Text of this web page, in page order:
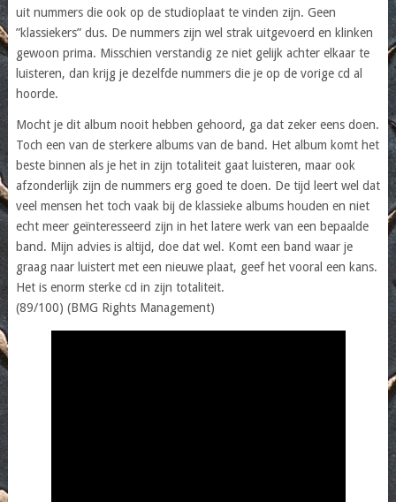
uit nummers die ook op de studioplaat te vinden zijn. Geen
”klassiekers” dus. De nummers zijn wel strak uitgevoerd en klinken
gewoon prima. Misschien verstandig ze niet gelijk achter elkaar te
luisteren, dan krijg je dezelfde nummers die je op de vorige cd al
hoorde.
Mocht je dit album nooit hebben gehoord, ga dat zeker eens doen.
Toch een van de sterkere albums van de band. Het album komt het
beste binnen als je het in zijn totaliteit gaat luisteren, maar ook
afzonderlijk zijn de nummers erg goed te doen. De tijd leert wel dat
veel mensen het toch vaak bij de klassieke albums houden en niet
echt meer geïnteresseerd zijn in het latere werk van een bepaalde
band. Mijn advies is altijd, doe dat wel. Komt een band waar je
graag naar luistert met een nieuwe plaat, geef het vooral een kans.
Het is enorm sterke cd in zijn totaliteit.
(89/100) (BMG Rights Management)